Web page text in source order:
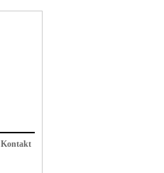
Kontakt